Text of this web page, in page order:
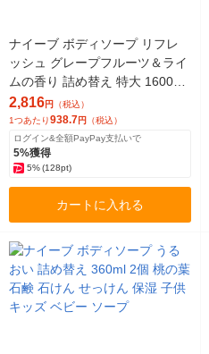
ナイーブ ボディソープ リフレ
ッシュ グレープフルーツ＆ライ
ムの香り 詰め替え 特大 1600ml
3個 クラシエ 【液体タイプ】
2,816円 （税込）
1つあたり938.7円 （税込）
ログイン&全額PayPay支払いで
5%獲得
5%(128pt)
カートに入れる